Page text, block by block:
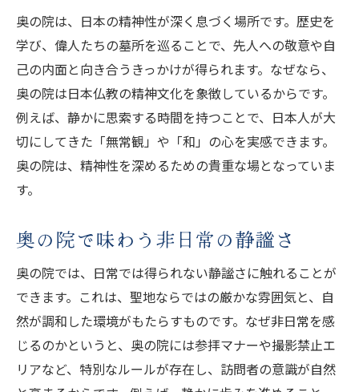
奥の院訪問前に知るべき精神文化
奥の院体験で心の平安を見つける秘訣
奥の院体験が心に与える平安の理由
奥の院の文化を感じ心を整える方法
奥の院で心の平穏を得る体験談紹介
奥の院参拝で自分と向き合う時間
奥の院は、日本の精神性が深く息づく場所です。歴史を
学び、偉人たちの墓所を巡ることで、先人への敬意や自
己の内面と向き合うきっかけが得られます。なぜなら、
奥の院は日本仏教の精神文化を象徴しているからです。
例えば、静かに思索する時間を持つことで、日本人が大
切にしてきた「無常観」や「和」の心を実感できます。
奥の院は、精神性を深めるための貴重な場となっていま
す。
奥の院で味わう非日常の静謐さ
奥の院では、日常では得られない静謐さに触れることが
できます。これは、聖地ならではの厳かな雰囲気と、自
然が調和した環境がもたらすものです。なぜ非日常を感
じるのかというと、奥の院には参拝マナーや撮影禁止エ
リアなど、特別なルールが存在し、訪問者の意識が自然